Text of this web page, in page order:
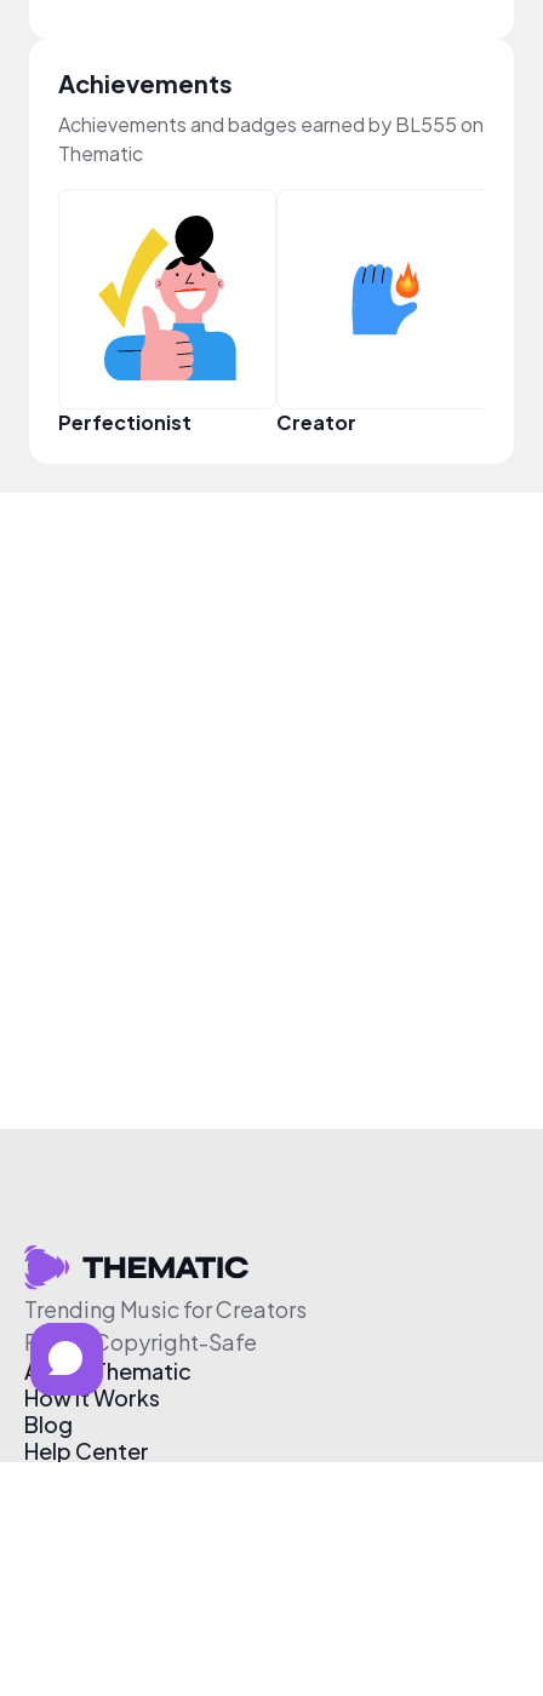
Achievements
Achievements and badges earned by BL555 on
Thematic
Perfectionist Creator
Trending Music for Creators
Free & Copyright-Safe
About Thematic
How It Works
Blog
Help Center